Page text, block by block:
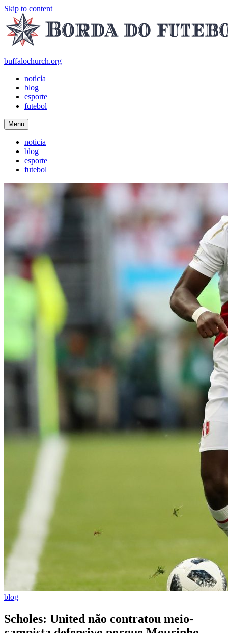
Skip to content
buffalochurch.org
noticia
blog
esporte
futebol
Menu
noticia
blog
esporte
futebol
blog
Scholes: United não contratou meio-